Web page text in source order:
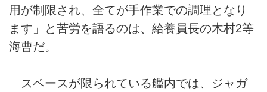
用が制限され、全てが手作業での調理となり
ます」と苦労を語るのは、給養員長の木村2等
海曹だ。
スペースが限られている艦内では、ジャガ